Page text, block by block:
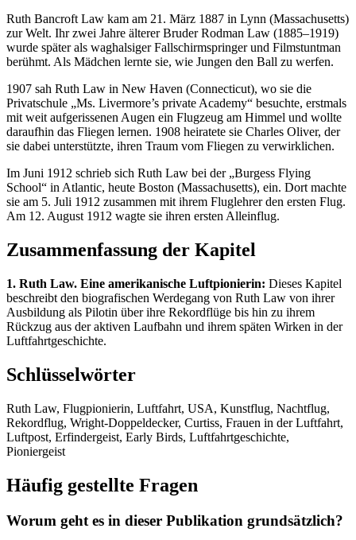
Ruth Bancroft Law kam am 21. März 1887 in Lynn (Massachusetts)
zur Welt. Ihr zwei Jahre älterer Bruder Rodman Law (1885–1919)
wurde später als waghalsiger Fallschirmspringer und Filmstuntman
berühmt. Als Mädchen lernte sie, wie Jungen den Ball zu werfen.
1907 sah Ruth Law in New Haven (Connecticut), wo sie die
Privatschule „Ms. Livermore’s private Academy“ besuchte, erstmals
mit weit aufgerissenen Augen ein Flugzeug am Himmel und wollte
daraufhin das Fliegen lernen. 1908 heiratete sie Charles Oliver, der
sie dabei unterstützte, ihren Traum vom Fliegen zu verwirklichen.
Im Juni 1912 schrieb sich Ruth Law bei der „Burgess Flying
School“ in Atlantic, heute Boston (Massachusetts), ein. Dort machte
sie am 5. Juli 1912 zusammen mit ihrem Fluglehrer den ersten Flug.
Am 12. August 1912 wagte sie ihren ersten Alleinflug.
Zusammenfassung der Kapitel
1. Ruth Law. Eine amerikanische Luftpionierin: Dieses Kapitel
beschreibt den biografischen Werdegang von Ruth Law von ihrer
Ausbildung als Pilotin über ihre Rekordflüge bis hin zu ihrem
Rückzug aus der aktiven Laufbahn und ihrem späten Wirken in der
Luftfahrtgeschichte.
Schlüsselwörter
Ruth Law, Flugpionierin, Luftfahrt, USA, Kunstflug, Nachtflug,
Rekordflug, Wright-Doppeldecker, Curtiss, Frauen in der Luftfahrt,
Luftpost, Erfindergeist, Early Birds, Luftfahrtgeschichte,
Pioniergeist
Häufig gestellte Fragen
Worum geht es in dieser Publikation grundsätzlich?